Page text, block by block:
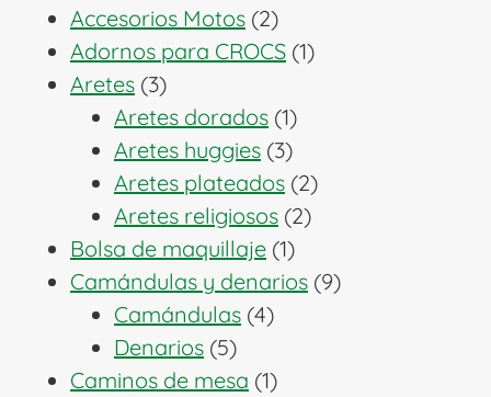
productos
Accesorios Motos 22
productos
Adornos para CROCS 11
Aretes 33
productos
Aretes dorados 11
producto
Aretes huggies 33
productos
Aretes plateados 22
productos
Aretes religiosos 22
Bolsa de maquillaje 11
producto
Camándulas y denarios 99
Camándulas 44
Denarios 55
productos
Caminos de mesa 11